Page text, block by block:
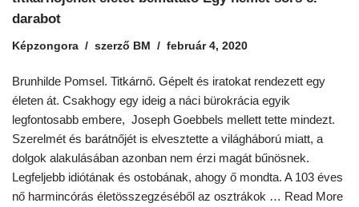
darabot
Képzongora szerző BM február 4, 2020
Brunhilde Pomsel. Titkárnő. Gépelt és iratokat rendezett egy
életen át. Csakhogy egy ideig a náci bürokrácia egyik
legfontosabb embere, Joseph Goebbels mellett tette mindezt.
Szerelmét és barátnőjét is elvesztette a világháború miatt, a
dolgok alakulásában azonban nem érzi magát bűnösnek.
Legfeljebb idiótának és ostobának, ahogy ő mondta. A 103 éves
nő harmincórás életösszegzéséből az osztrákok … Read More